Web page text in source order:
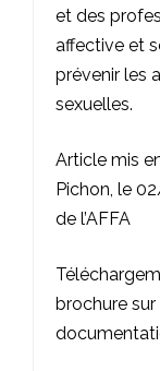
et des
affective et
prévenir les
sexuelles.
Article mis
Pichon, le
de l’AFFA
brochure sur